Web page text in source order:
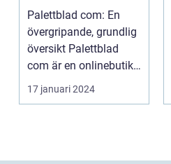
växter
Palettblad com: En
övergripande, grundlig
översikt Palettblad
com är en onlinebutik
och samlingspla...
17 januari 2024